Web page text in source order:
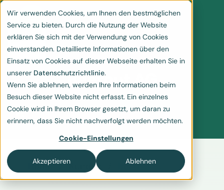
Wir verwenden Cookies, um Ihnen den bestmöglichen
Service zu bieten. Durch die Nutzung der Website
erklären Sie sich mit der Verwendung von Cookies
einverstanden. Detaillierte Informationen über den
Einsatz von Cookies auf dieser Webseite erhalten Sie in
unserer Datenschutzrichtlinie.
Wenn Sie ablehnen, werden Ihre Informationen beim
Besuch dieser Website nicht erfasst. Ein einzelnes
Cookie wird in Ihrem Browser gesetzt, um daran zu
erinnern, dass Sie nicht nachverfolgt werden möchten.
Cookie-Einstellungen
Akzeptieren Ablehnen
Beetnut AG
Home Kunden Beetnut AG